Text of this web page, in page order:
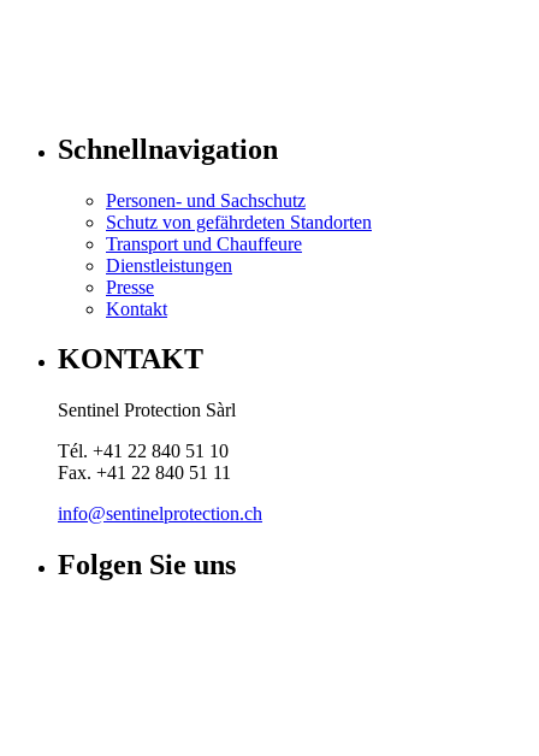
Schnellnavigation
Personen- und Sachschutz
Schutz von gefährdeten Standorten
Transport und Chauffeure
Dienstleistungen
Presse
Kontakt
KONTAKT
Sentinel Protection Sàrl
Tél. +41 22 840 51 10
Fax. +41 22 840 51 11
info@sentinelprotection.ch
Folgen Sie uns